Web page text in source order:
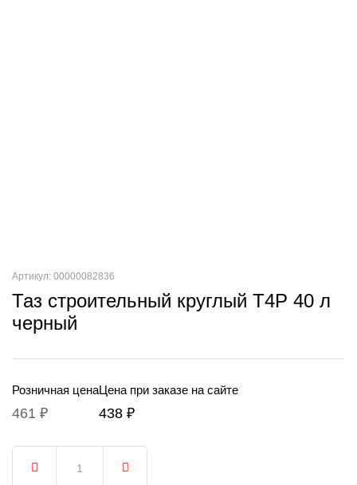
Артикул: 00000082836
Таз строительный круглый T4P 40 л
черный
Розничная цена
461 ₽
Цена при заказе на сайте
438 ₽